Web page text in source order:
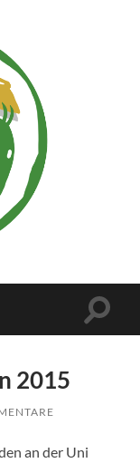
2015
an der Uni